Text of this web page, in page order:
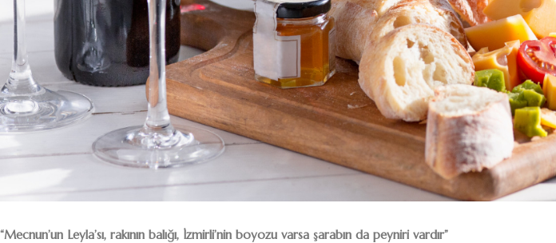
“Mecnun’un Leyla’sı, rakının balığı, İzmirli’nin boyozu varsa şarabın da peyniri vardır”